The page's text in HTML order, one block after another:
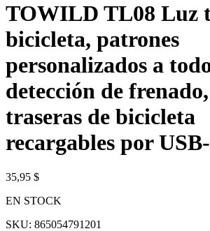
TOWILD TL08 Luz
bicicleta, patrones
personalizados a
detección de
traseras de bicicleta
recargables por
35,95 $
EN STOCK
SKU: 865054791201